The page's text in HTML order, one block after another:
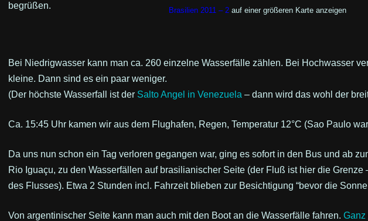
begrüßen.
Brasilien 2011 – 2auf einer größeren Karte anzeigen
Bei Niedrigwasser kann man ca. 260 einzelne Wasserfälle zählen. Bei Hochwasser
kleine. Dann sind es ein paar weniger.
(Der höchste Wasserfall ist der Salto Angel in Venezuela – dann wird das wohl der
Ca. 15:45 Uhr kamen wir aus dem Flughafen, Regen, Temperatur 12°C (Sao Paulo
Da uns nun schon ein Tag verloren gegangen war, ging es sofort in den Bus und ab
Rio Iguaçu, zu den Wasserfällen auf brasilianischer Seite (der Fluß ist hier die Grenze
des Flusses). Etwa 2 Stunden incl. Fahrzeit blieben zur Besichtigung “bevor die Sonne
Von argentinischer Seite kann man auch mit den Boot an die Wasserfälle fahren. Ganz